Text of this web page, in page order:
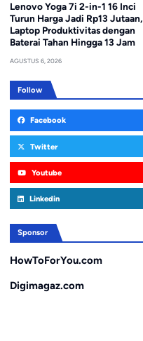
Lenovo Yoga 7i 2-in-1 16 Inci
Turun Harga Jadi Rp13 Jutaan,
Laptop Produktivitas dengan
Baterai Tahan Hingga 13 Jam
AGUSTUS 6, 2026
Follow
Facebook
Twitter
Youtube
Linkedin
Sponsor
HowToForYou.com
Digimagaz.com